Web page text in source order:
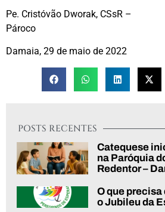
POSTS RECENTES
Catequese
na Paróquia
Redentor –
O que precisa
o Jubileu da
Pe. Cristóvão Dworak, CSsR –
Pároco
Damaia, 29 de maio de 2022